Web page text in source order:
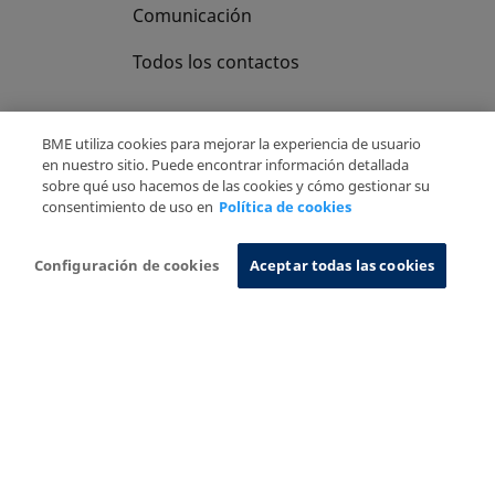
Comunicación
Todos los contactos
Copyright Ⓒ BME 2026
Aviso Legal
Sistema de Información
BME utiliza cookies para mejorar la experiencia de usuario
en nuestro sitio. Puede encontrar información detallada
sobre qué uso hacemos de las cookies y cómo gestionar su
consentimiento de uso en Política de cookies
Configuración de cookies Aceptar todas las cookies